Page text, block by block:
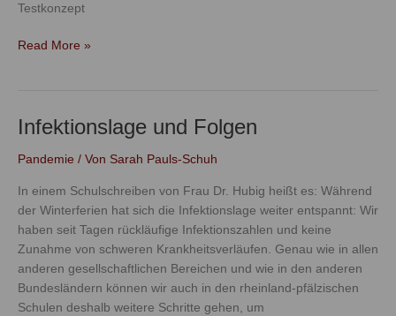
Testkonzept
Read More »
Infektionslage und Folgen
Pandemie / Von Sarah Pauls-Schuh
In einem Schulschreiben von Frau Dr. Hubig heißt es: Während
der Winterferien hat sich die Infektionslage weiter entspannt: Wir
haben seit Tagen rückläufige Infektionszahlen und keine
Zunahme von schweren Krankheitsverläufen. Genau wie in allen
anderen gesellschaftlichen Bereichen und wie in den anderen
Bundesländern können wir auch in den rheinland-pfälzischen
Schulen deshalb weitere Schritte gehen, um
Infektionslage
Folgen